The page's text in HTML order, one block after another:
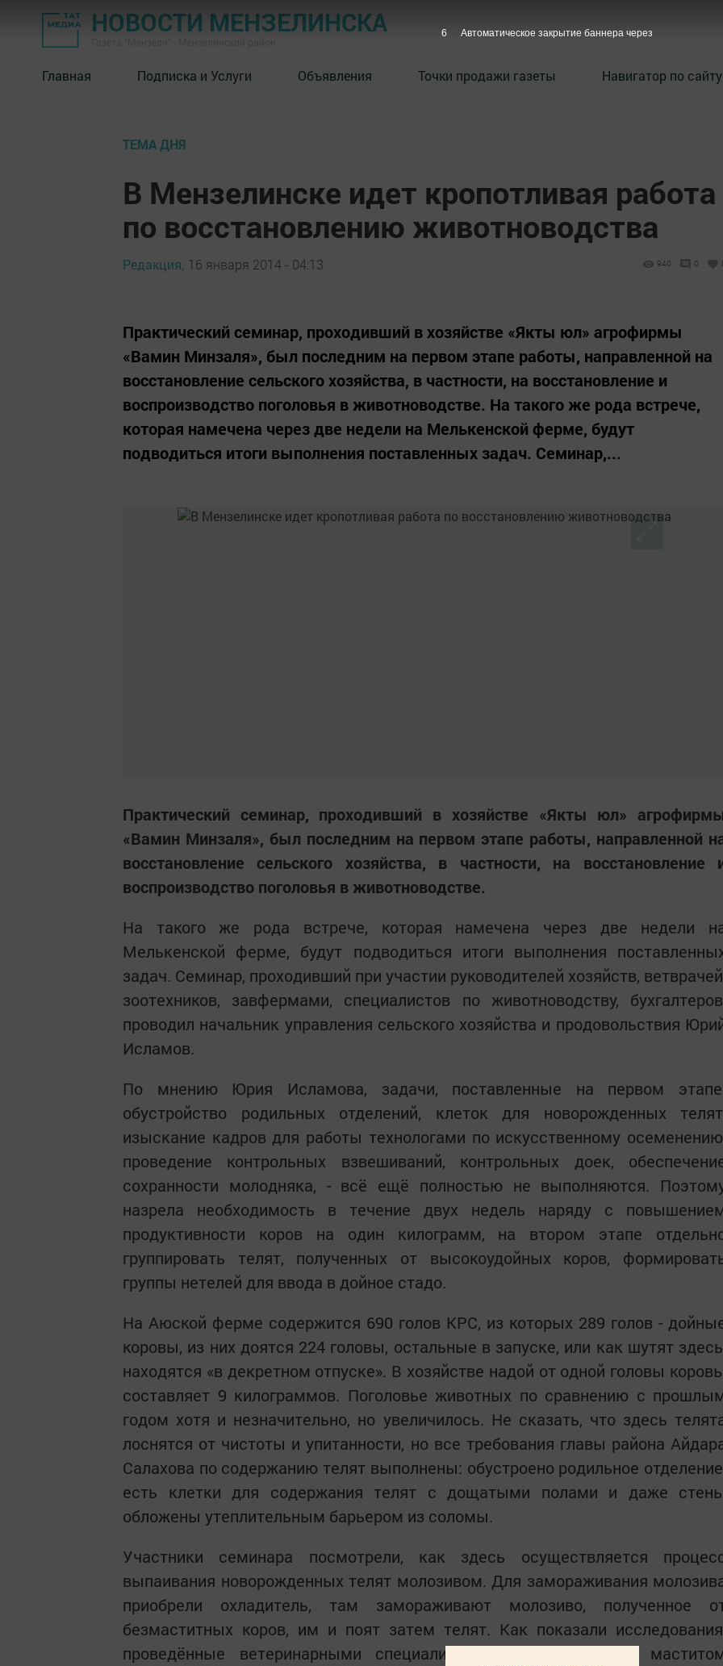
НОВОСТИ МЕНЗЕЛИНСКА
Главная Подписка и Услуги Объявления Точки продажи газеты Навигатор по сайту
ТЕМА ДНЯ
В Мензелинске идет кропотливая работа
по восстановлению животноводства
Редакция, 16 января 2014 - 04:13 940 0
Практический семинар, проходивший в хозяйстве «Якты юл» агрофирмы
«Вамин Минзаля», был последним на первом этапе работы, направленной на
восстановление сельского хозяйства, в частности, на восстановление и
воспроизводство поголовья в животноводстве. На такого же рода встрече,
которая намечена через две недели на Мелькенской ферме, будут
подводиться итоги выполнения поставленных задач. Семинар,...
Практический семинар, проходивший в хозяйстве «Якты юл»
«Вамин Минзаля», был последним на первом этапе работы, направленной
восстановление сельского хозяйства, в частности, на восстановление
воспроизводство поголовья в животноводстве.
На такого же рода встрече, которая намечена через две недели
Мелькенской ферме, будут подводиться итоги выполнения
задач. Семинар, проходивший при участии руководителей хозяйств,
зоотехников, завфермами, специалистов по животноводству,
проводил начальник управления сельского хозяйства и продовольствия
Исламов.
По мнению Юрия Исламова, задачи, поставленные на первом
обустройство родильных отделений, клеток для новорожденных
изыскание кадров для работы технологами по искусственному
проведение контрольных взвешиваний, контрольных доек,
сохранности молодняка, - всё ещё полностью не выполняются.
назрела необходимость в течение двух недель наряду с
продуктивности коров на один килограмм, на втором этапе
группировать телят, полученных от высокоудойных коров,
группы нетелей для ввода в дойное стадо.
На Аюской ферме содержится 690 голов КРС, из которых 289 голов -
коровы, из них доятся 224 головы, остальные в запуске, или как шутят
находятся «в декретном отпуске». В хозяйстве надой от одной головы
составляет 9 килограммов. Поголовье животных по сравнению с
годом хотя и незначительно, но увеличилось. Не сказать, что здесь
лоснятся от чистоты и упитанности, но все требования главы района
Салахова по содержанию телят выполнены: обустроено родильное
есть клетки для содержания телят с дощатыми полами и даже
обложены утеплительным барьером из соломы.
Участники семинара посмотрели, как здесь осуществляется
выпаивания новорожденных телят молозивом. Для замораживания
приобрели охладитель, там замораживают молозиво, полученное
безмаститных коров, им и поят затем телят. Как показали
проведённые ветеринарными специалистами, число коров с
5 Автоматическое закрытие баннера через